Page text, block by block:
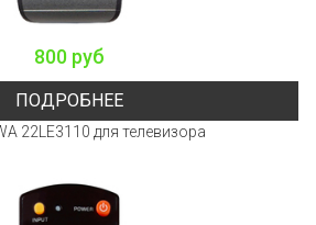
800 руб
ПОДРОБНЕЕ
22LE3110 для телевизора